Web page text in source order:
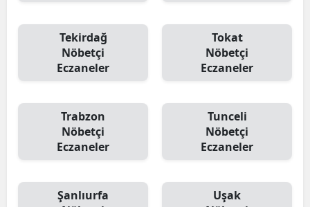
Tekirdağ
Nöbetçi
Eczaneler
Tokat
Nöbetçi
Eczaneler
Trabzon
Nöbetçi
Eczaneler
Tunceli
Nöbetçi
Eczaneler
Şanlıurfa
Uşak